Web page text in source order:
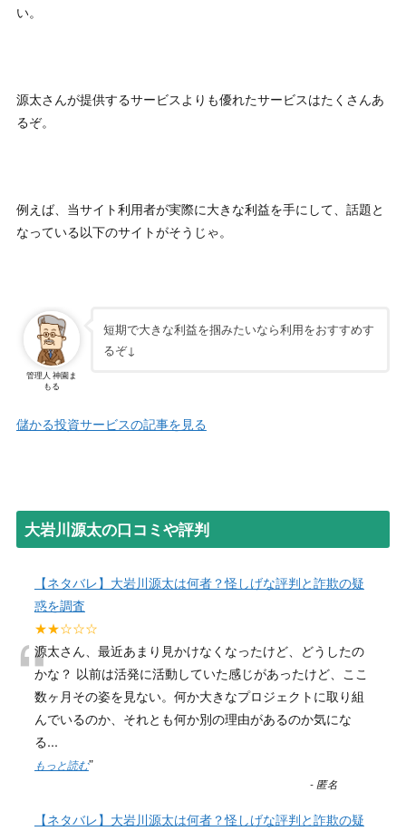
い。
源太さんが提供するサービスよりも優れたサービスはたくさんあ
るぞ。
例えば、当サイト利用者が実際に大きな利益を手にして、話題と
なっている以下のサイトがそうじゃ。
管理人 神園ま
もる
短期で大きな利益を掴みたいなら利用をおすすめす
るぞ↓
儲かる投資サービスの記事を見る
大岩川源太の口コミや評判
【ネタバレ】大岩川源太は何者？怪しげな評判と詐欺の疑
惑を調査
★★☆☆☆
“源太さん、最近あまり見かけなくなったけど、どうしたの
かな？ 以前は活発に活動していた感じがあったけど、ここ
数ヶ月その姿を見ない。何か大きなプロジェクトに取り組
んでいるのか、それとも何か別の理由があるのか気にな
る...
もっと読む”
-匿名
【ネタバレ】大岩川源太は何者？怪しげな評判と詐欺の疑